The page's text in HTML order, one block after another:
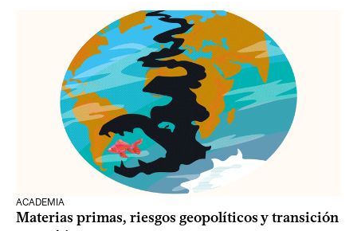
ACADEMIA
Materias primas, riesgos geopolíticos y transición